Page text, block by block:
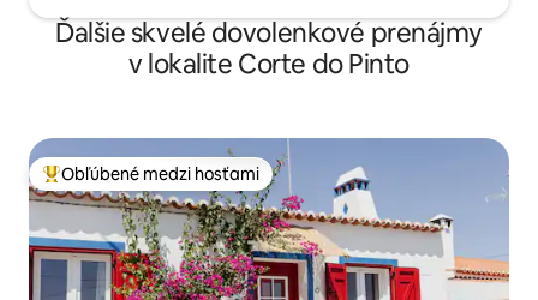
Ďalšie skvelé dovolenkové prenájmy
v lokalite Corte do Pinto
Najobľúbenejšie medzi hosťami
Obľúbené medzi hosťami